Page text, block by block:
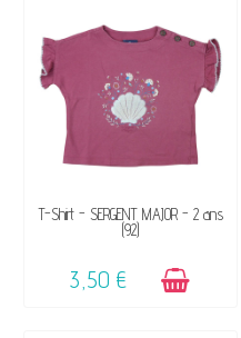
DISPONIBLE
T-Shirt - SERGENT MAJOR - 2 ans
(92)
3,50 €